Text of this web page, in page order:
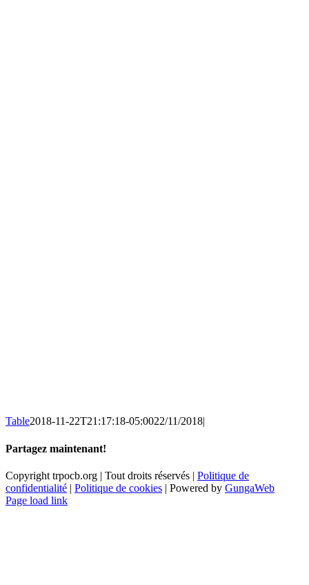
Table2018-11-22T21:17:18-05:0022/11/2018|
Partagez maintenant!
Facebook
X
Email
Copyright trpocb.org | Tout droits réservés | Politique de
confidentialité | Politique de cookies | Powered by GungaWeb
Page load link